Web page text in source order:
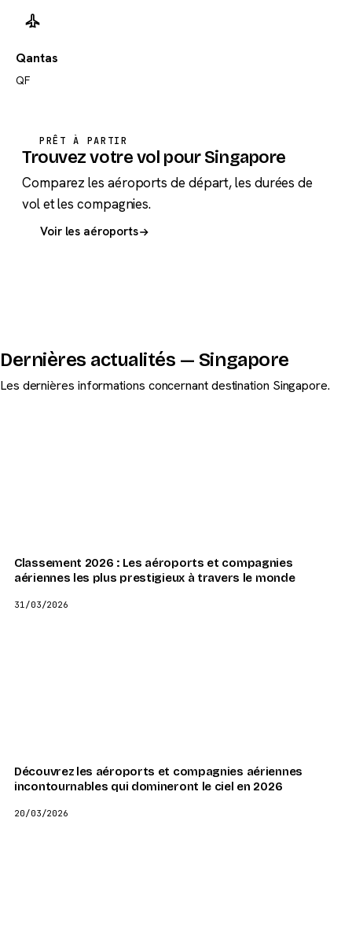
Qantas
QF
PRÊT À PARTIR
Trouvez votre vol pour Singapore
Comparez les aéroports de départ, les durées de
vol et les compagnies.
Voir les aéroports
Dernières actualités — Singapore
Les dernières informations concernant destination Singapore.
Classement 2026 : Les aéroports et compagnies
aériennes les plus prestigieux à travers le monde
31/03/2026
Découvrez les aéroports et compagnies aériennes
incontournables qui domineront le ciel en 2026
20/03/2026